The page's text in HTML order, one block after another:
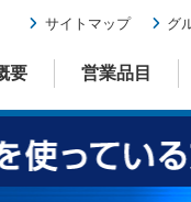
要 営業品目
サイトマップ グ